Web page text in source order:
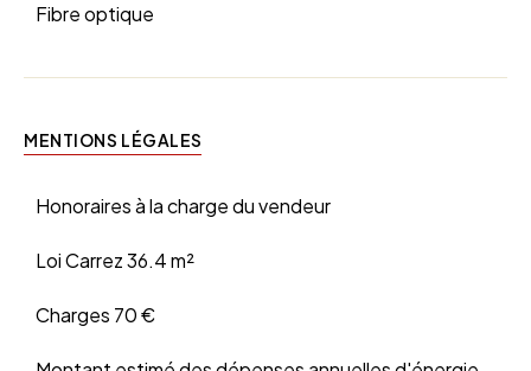
Fibre optique
MENTIONS LÉGALES
Honoraires à la charge du vendeur
Loi Carrez36.4 m²
Charges 70 €